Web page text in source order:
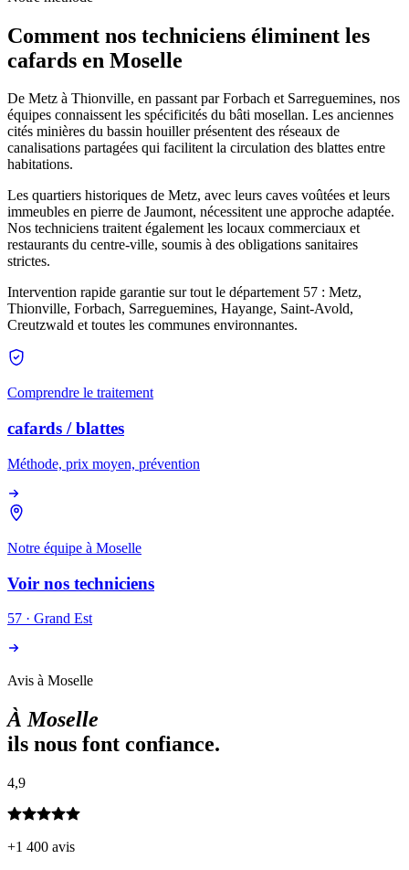
Comment nos techniciens éliminent les
cafards en Moselle
De Metz à Thionville, en passant par Forbach et Sarreguemines, nos
équipes connaissent les spécificités du bâti mosellan. Les anciennes
cités minières du bassin houiller présentent des réseaux de
canalisations partagées qui facilitent la circulation des blattes entre
habitations.
Les quartiers historiques de Metz, avec leurs caves voûtées et leurs
immeubles en pierre de Jaumont, nécessitent une approche adaptée.
Nos techniciens traitent également les locaux commerciaux et
restaurants du centre-ville, soumis à des obligations sanitaires
strictes.
Intervention rapide garantie sur tout le département 57 : Metz,
Thionville, Forbach, Sarreguemines, Hayange, Saint-Avold,
Creutzwald et toutes les communes environnantes.
Comprendre le traitement
cafards / blattes
Méthode, prix moyen, prévention
Notre équipe à Moselle
Voir nos techniciens
57 · Grand Est
Avis à Moselle
ÀMoselle
ils nous font confiance.
4,9
+1 400 avis